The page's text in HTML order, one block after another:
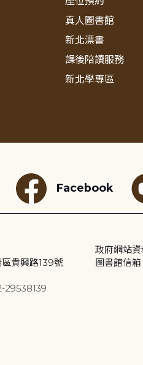
真人圖書館
新北漂書
課後陪讀服務
新北學專區
Facebook
貴興路139號
29538139
政府網站
圖書館信